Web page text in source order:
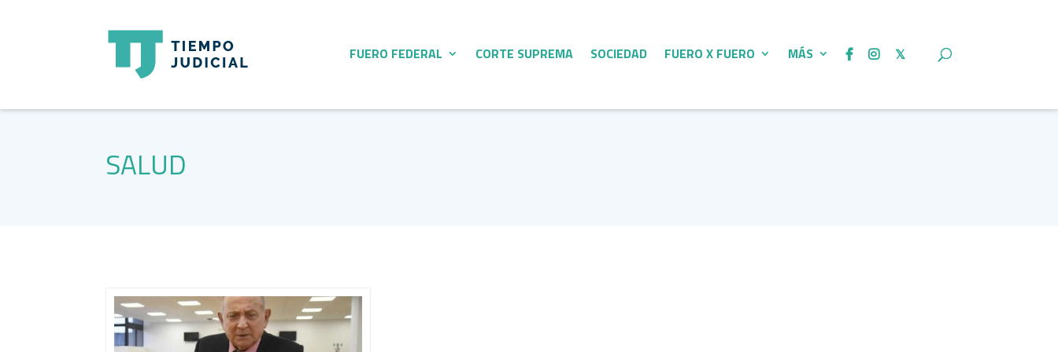
FUERO FEDERAL CORTE SUPREMA SOCIEDAD FUERO X FUERO MÁS
SALUD